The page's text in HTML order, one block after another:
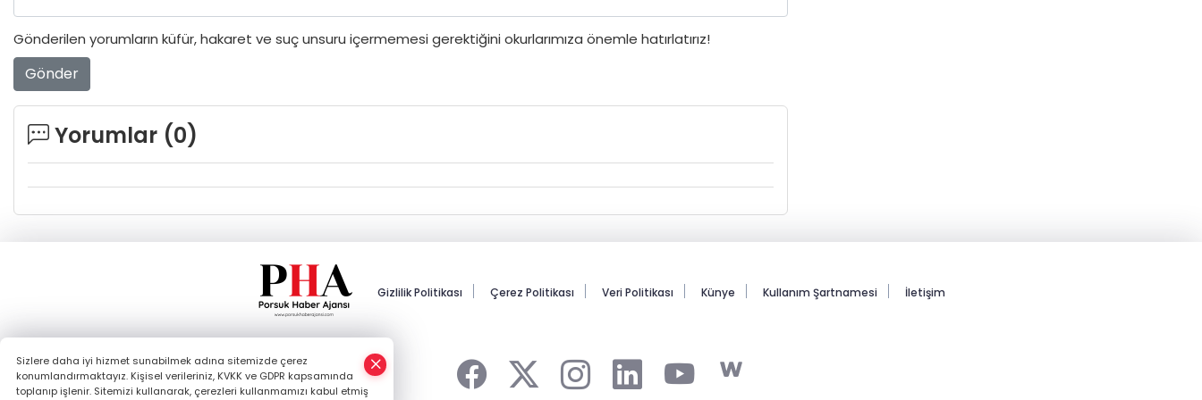
Gönderilen yorumların küfür, hakaret ve suç unsuru içermemesi gerektiğini okurlarımıza önemle hatırlatırız!
Gönder
Yorumlar (0)
Gizlilik Politikası Çerez Politikası Veri Politikası Künye Kullanım Şartnamesi İletişim
Sizlere daha iyi hizmet sunabilmek adına sitemizde çerez
konumlandırmaktayız. Kişisel verileriniz, KVKK ve GDPR kapsamında
toplanıp işlenir. Sitemizi kullanarak, çerezleri kullanmamızı kabul etmiş
Whatsapp
×